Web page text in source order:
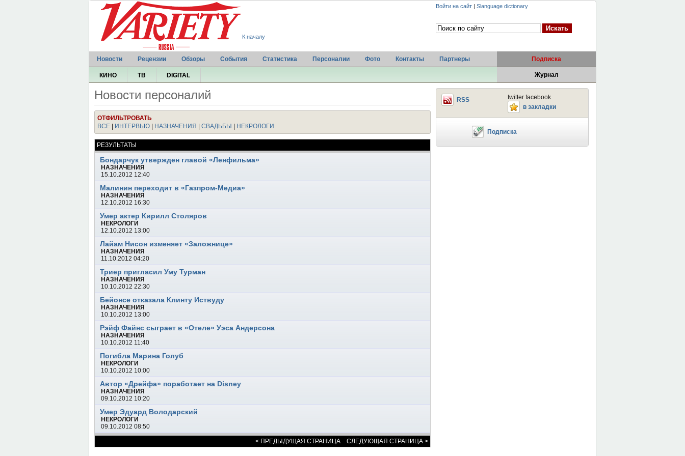
К началу
Войти на сайт | Slanguage dictionary
Новости Рецензии Обзоры События Статистика Персоналии Фото Контакты Партнеры Подписка
КИНО ТВ DIGITAL Журнал
Новости персоналий
ОТФИЛЬТРОВАТЬ
ВСЕ
ИНТЕРВЬЮ НАЗНАЧЕНИЯ СВАДЬБЫ НЕКРОЛОГИ
РЕЗУЛЬТАТЫ
Бондарчук утвержден главой «Ленфильма»
НАЗНАЧЕНИЯ
15.10.2012 12:40
Малинин переходит в «Газпром-Медиа»
НАЗНАЧЕНИЯ
12.10.2012 16:30
Умер актер Кирилл Столяров
НЕКРОЛОГИ
12.10.2012 13:00
Лайам Нисон изменяет «Заложнице»
НАЗНАЧЕНИЯ
11.10.2012 04:20
Триер пригласил Уму Турман
НАЗНАЧЕНИЯ
10.10.2012 22:30
Бейонсе отказала Клинту Иствуду
НАЗНАЧЕНИЯ
10.10.2012 13:00
Рэйф Файнс сыграет в «Отеле» Уэса Андерсона
НАЗНАЧЕНИЯ
10.10.2012 11:40
Погибла Марина Голуб
НЕКРОЛОГИ
10.10.2012 10:00
Автор «Дрейфа» поработает на Disney
НАЗНАЧЕНИЯ
09.10.2012 10:20
Умер Эдуард Володарский
НЕКРОЛОГИ
09.10.2012 08:50
< ПРЕДЫДУЩАЯ СТРАНИЦА СЛЕДУЮЩАЯ СТРАНИЦА >
twitter facebook
RSS
в закладки
Подписка